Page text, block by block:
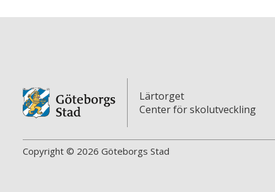
Lärtorget
Center för skolutveckling
Copyright © 2026 Göteborgs Stad